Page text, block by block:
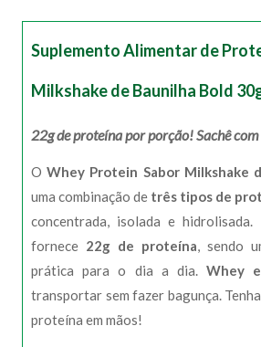
Suplemento Alimentar de
Milkshake de Baunilha Bold
22g de proteína por porção! Sachê
OWhey Protein Sabor Milkshake
uma combinação de três tipos de
concentrada, isolada e
fornece 22g de proteína , sendo
prática para o dia a dia.Whey
transportar sem fazer bagunça.
proteína em mãos!